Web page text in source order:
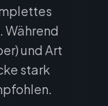
Während
und Art
stark